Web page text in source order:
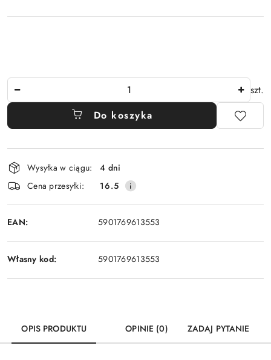
szt.
Do koszyka
Dostępność
i
dostawa
Wysyłka w ciągu:
4 dni
Cena przesyłki:
16.5
EAN: 5901769613553
Własny kod: 5901769613553
OPIS PRODUKTU OPINIE (0) ZADAJ PYTANIE